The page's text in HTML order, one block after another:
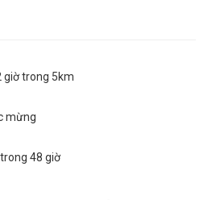
giờ trong 5km
mừng
48 giờ